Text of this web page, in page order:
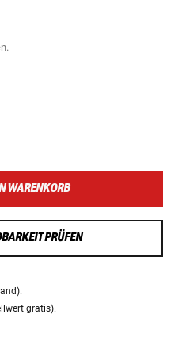
WARENKORB
PRÜFEN
gratis).